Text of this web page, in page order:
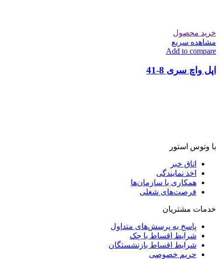
خرید محصول
مشاهده سریع
Add to compare
اپل واچ سری 8-41
با وتوس استور
اتاق خبر
اخذ نمایندگی
همکاری با سازمان‌ها
فرصت‌های شغلی
خدمات مشتریان
پاسخ به پرسش‌های متداول
شرایط اقساط با چک
شرایط اقساط بازنشستگان
حریم خصوصی